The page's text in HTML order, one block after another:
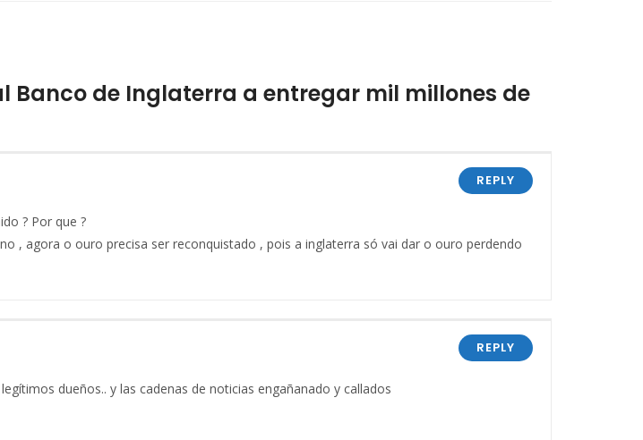
Banco de Inglaterra a entregar mil millones de
REPLY
? Por que ?
, agora o ouro precisa ser reconquistado , pois a inglaterra só vai dar o ouro perdendo
REPLY
dueños.. y las cadenas de noticias engañanado y callados